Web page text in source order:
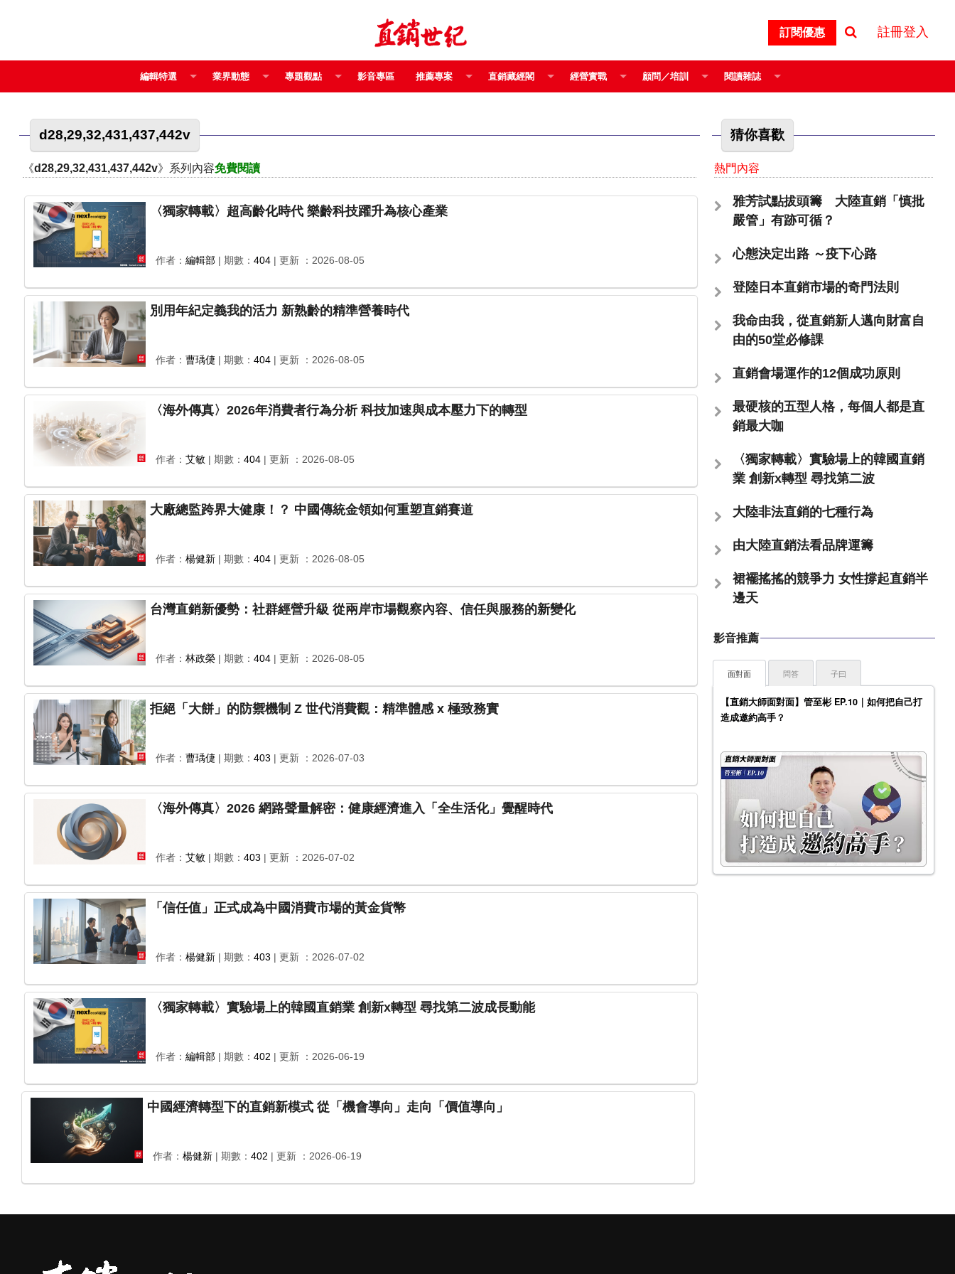
訂閱優惠 註冊登入
編輯特選 業界動態 專題觀點 影音專區 推薦專案 直銷藏經閣 經營實戰 顧問／培訓 閱讀雜誌
d28,29,32,431,437,442v
《d28,29,32,431,437,442v》系列內容免費閱讀
〈獨家轉載〉超高齡化時代 樂齡科技躍升為核心產業
作者： 編輯部 | 期數： 404 | 更新 ：2026-08-05
別用年紀定義我的活力 新熟齡的精準營養時代
作者： 曹瑀倢 | 期數： 404 | 更新 ：2026-08-05
〈海外傳真〉2026年消費者行為分析 科技加速與成本壓力下的轉型
作者： 艾敏 | 期數： 404 | 更新 ：2026-08-05
大廠總監跨界大健康！？ 中國傳統金領如何重塑直銷賽道
作者： 楊健新 | 期數： 404 | 更新 ：2026-08-05
台灣直銷新優勢：社群經營升級 從兩岸市場觀察內容、信任與服務的新變化
作者： 林政榮 | 期數： 404 | 更新 ：2026-08-05
拒絕「大餅」的防禦機制 Z 世代消費觀：精準體感 x 極致務實
作者： 曹瑀倢 | 期數： 403 | 更新 ：2026-07-03
〈海外傳真〉2026 網路聲量解密：健康經濟進入「全生活化」覺醒時代
作者： 艾敏 | 期數： 403 | 更新 ：2026-07-02
「信任值」正式成為中國消費市場的黃金貨幣
作者： 楊健新 | 期數： 403 | 更新 ：2026-07-02
〈獨家轉載〉實驗場上的韓國直銷業 創新x轉型 尋找第二波成長動能
作者： 編輯部 | 期數： 402 | 更新 ：2026-06-19
中國經濟轉型下的直銷新模式 從「機會導向」走向「價值導向」
作者： 楊健新 | 期數： 402 | 更新 ：2026-06-19
猜你喜歡
熱門內容
雅芳試點拔頭籌 大陸直銷「慎批
嚴管」有跡可循？
心態決定出路 ～疫下心路
登陸日本直銷市場的奇門法則
我命由我，從直銷新人邁向財富自
由的50堂必修課
直銷會場運作的12個成功原則
最硬核的五型人格，每個人都是直
銷最大咖
〈獨家轉載〉實驗場上的韓國直銷
業 創新x轉型 尋找第二波
大陸非法直銷的七種行為
由大陸直銷法看品牌運籌
裙襬搖搖的競爭力 女性撐起直銷半
邊天
影音推薦
面對面
【直銷大師面對面】管至彬 EP.10｜如何把自己打
造成邀約高手？
問答 子曰